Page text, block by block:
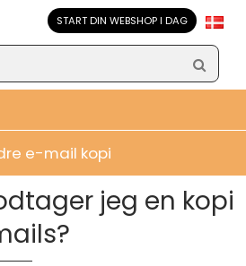
START DIN WEBSHOP I DAG
e-mail kopi
jeg en kopi